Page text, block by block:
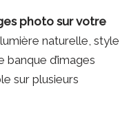
photo sur votre
naturelle, style
d’images
sur plusieurs